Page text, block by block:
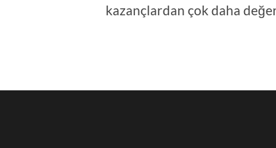
kazançlardan çok daha